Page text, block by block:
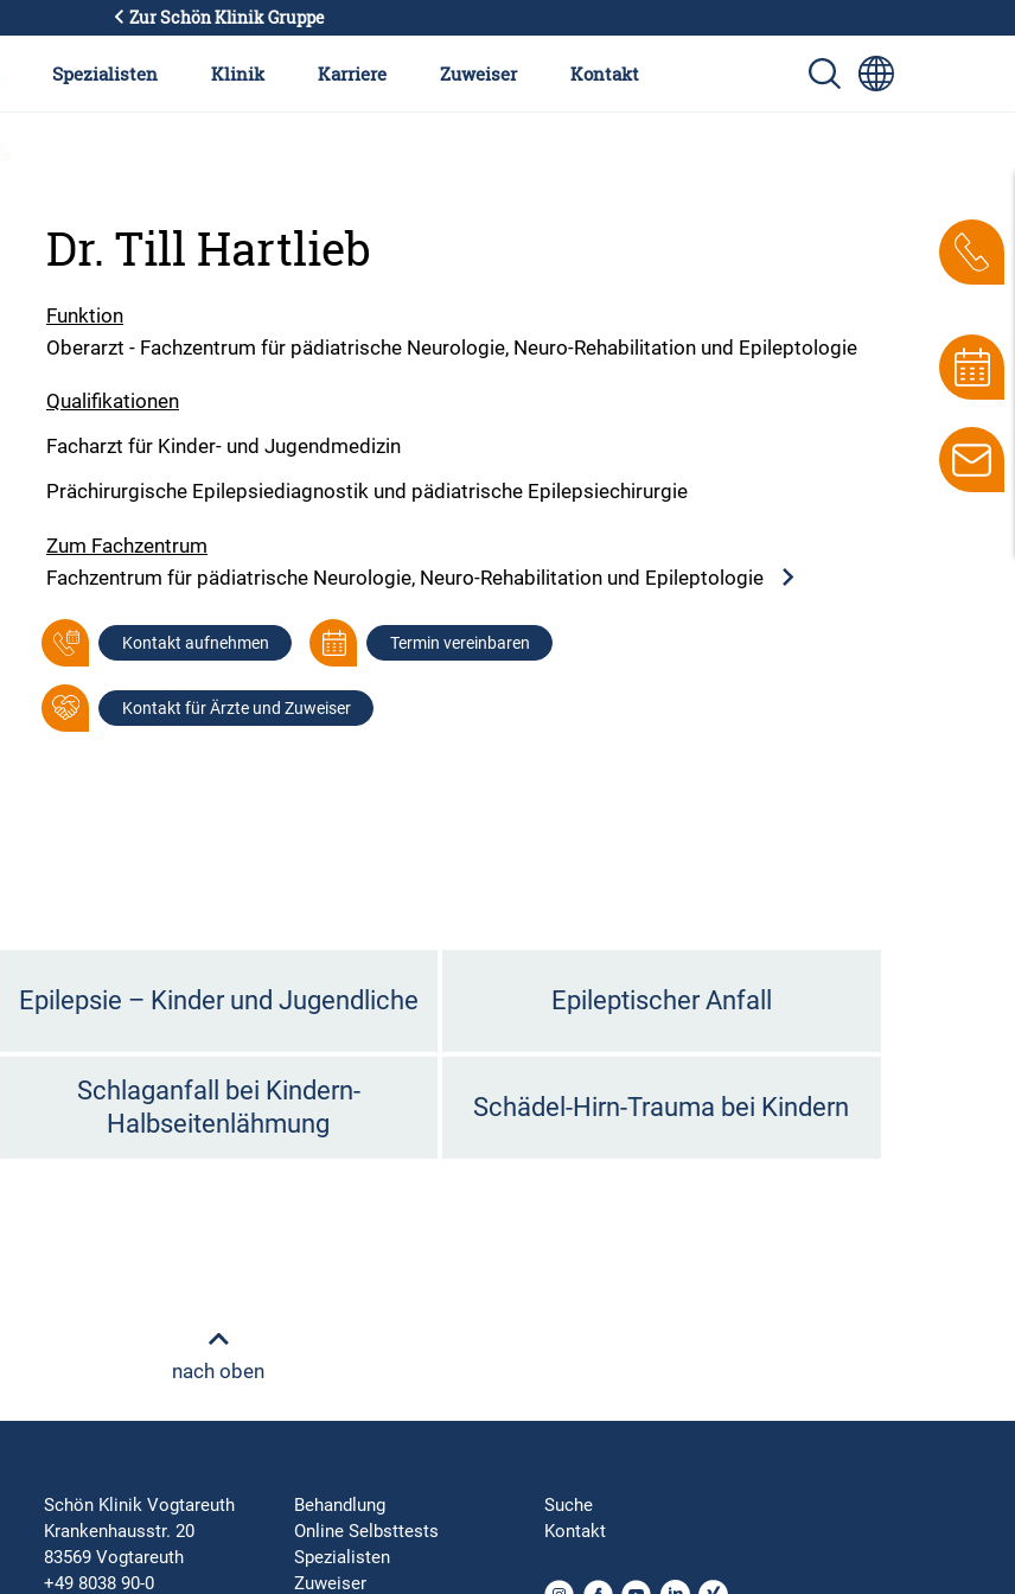
Zur Schön Klinik Gruppe
Spezialisten Klinik Karriere Zuweiser Kontakt
Dr. Till Hartlieb
Funktion
Oberarzt - Fachzentrum für pädiatrische Neurologie, Neuro-Rehabilitation und Epileptologie
Qualifikationen
Facharzt für Kinder- und Jugendmedizin
Prächirurgische Epilepsiediagnostik und pädiatrische Epilepsiechirurgie
Zum Fachzentrum
Fachzentrum für pädiatrische Neurologie, Neuro-Rehabilitation und Epileptologie
Kontakt aufnehmen Termin vereinbaren
Kontakt für Ärzte und Zuweiser
Epilepsie – Kinder und Jugendliche Epileptischer Anfall
Schlaganfall bei Kindern-
Halbseitenlähmung
Schädel-Hirn-Trauma bei Kindern
nach oben
Schön Klinik Vogtareuth
Krankenhausstr. 20
83569 Vogtareuth
+49 8038 90-0
Behandlung
Online Selbsttests
Spezialisten
Zuweiser
Suche
Kontakt